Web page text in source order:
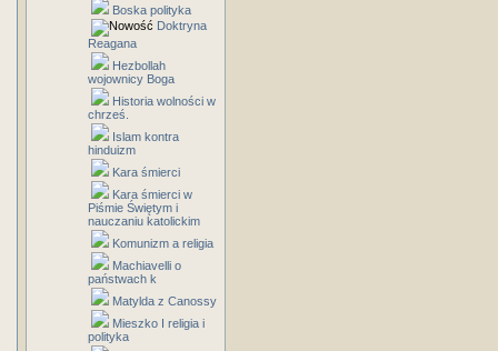
Boska polityka
Doktryna
Reagana
Hezbollah
wojownicy Boga
Historia wolności w
chrześ.
Islam kontra
hinduizm
Kara śmierci
Kara śmierci w
Piśmie Świętym i
nauczaniu katolickim
Komunizm a religia
Machiavelli o
państwach k
Matylda z Canossy
Mieszko I religia i
polityka